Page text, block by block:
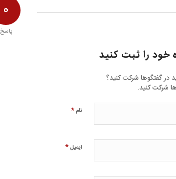
0
پاسخ
خود را ثبت کنید
در گفتگوها شرکت کنید؟
شرکت کنید.
نام*
ایمیل *